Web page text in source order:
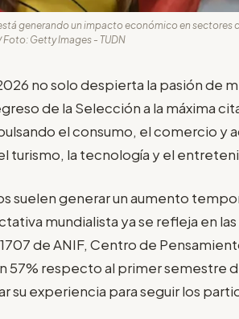
generando un impacto económico en sectores
Getty Images - TUDN
no solo despierta la pasión de
de la Selección a la máxima
el consumo, el comercio y
turismo, la tecnología y el
suelen generar un aumento
mundialista ya se refleja en
de ANIF, Centro de
57% respecto al primer semestre
su experiencia para seguir los